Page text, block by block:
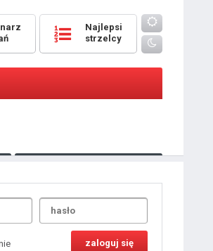
Najlepsi
strzelcy